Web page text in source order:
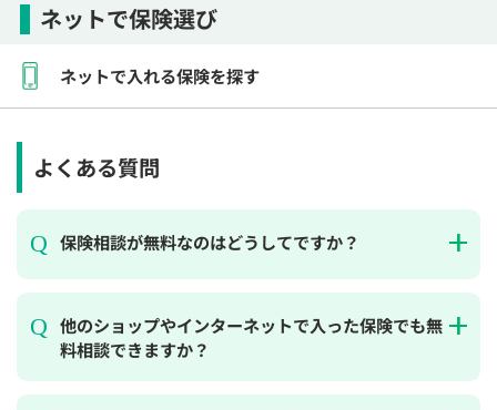
ネットで保険選び
ネットで入れる保険を探す
よくある質問
保険相談が無料なのはどうしてですか？
他のショップやインターネットで入った保険でも無
料相談できますか？